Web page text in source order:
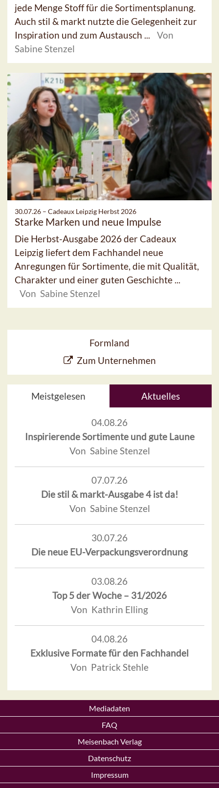
jede Menge Stoff für die Sortimentsplanung.
Auch stil & markt nutzte die Gelegenheit zur
Inspiration und zum Austausch ...
Von
Sabine Stenzel
30.07.26 – Cadeaux Leipzig Herbst 2026
Starke Marken und neue Impulse
Die Herbst-Ausgabe 2026 der Cadeaux
Leipzig liefert dem Fachhandel neue
Anregungen für Sortimente, die mit Qualität,
Charakter und einer guten Geschichte ...
Von Sabine Stenzel
Formland
Zum Unternehmen
Meistgelesen Aktuelles
04.08.26
Inspirierende Sortimente und gute Laune
Von Sabine Stenzel
07.07.26
Die stil & markt-Ausgabe 4 ist da!
Von Sabine Stenzel
30.07.26
Die neue EU-Verpackungsverordnung
03.08.26
Top 5 der Woche – 31/2026
Von Kathrin Elling
04.08.26
Exklusive Formate für den Fachhandel
Von Patrick Stehle
Mediadaten
FAQ
Meisenbach Verlag
Datenschutz
Impressum